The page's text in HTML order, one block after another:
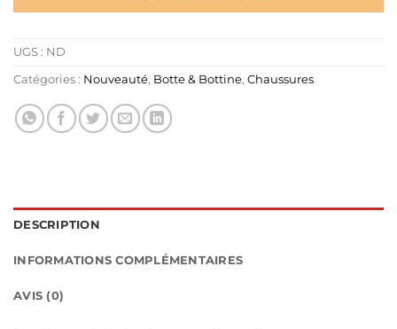
UGS : ND
Catégories : Nouveauté, Botte & Bottine, Chaussures
DESCRIPTION
INFORMATIONS COMPLÉMENTAIRES
AVIS (0)